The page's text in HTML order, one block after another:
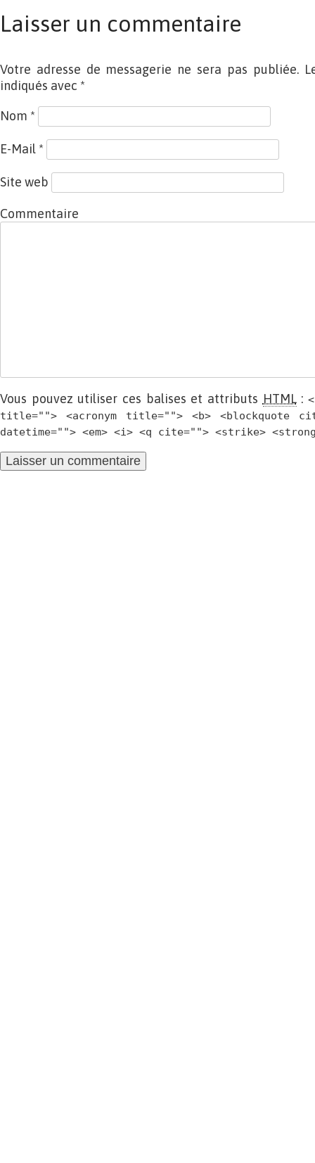
Laisser un commentaire
Votre adresse de messagerie ne sera pas publiée.
indiqués avec *
Nom *
E-Mail *
Site web
Commentaire
Vous pouvez utiliser ces balises et attributs HTML:
title=""> <acronym title=""> <b> <blockquote
datetime=""> <em> <i> <q cite=""> <strike>